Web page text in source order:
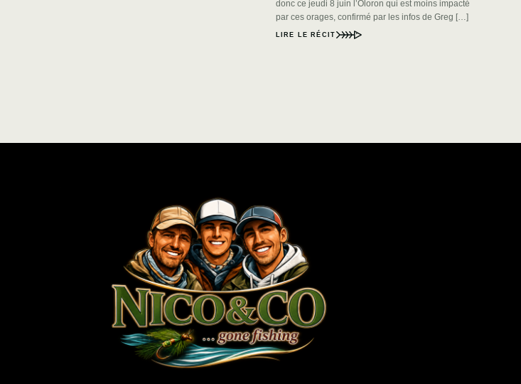
donc ce jeudi 8 juin l’Oloron qui est moins impacté
par ces orages, confirmé par les infos de Greg […]
LIRE LE RÉCIT